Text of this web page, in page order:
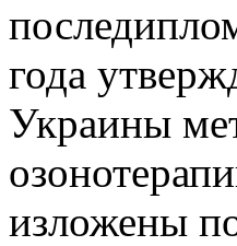
года
Украины
изложены